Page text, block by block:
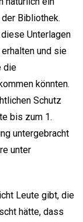
Bibliothek.
Unterlagen
und sie
die
könnten.
Schutz
bis zum 1.
untergebracht
unter
Leute gibt, die
hätte, dass